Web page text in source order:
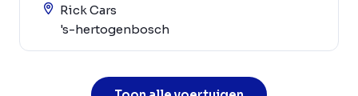
Rick Cars
's-hertogenbosch